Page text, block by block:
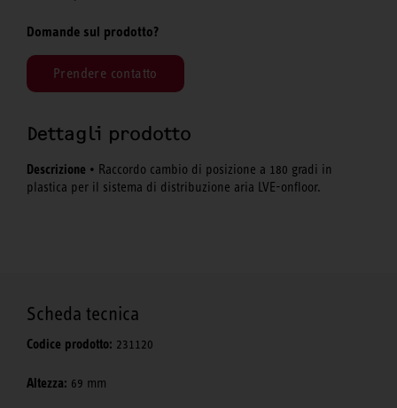
Domande sul prodotto?
Prendere contatto
Dettagli prodotto
Descrizione • Raccordo cambio di posizione a 180 gradi in
plastica per il sistema di distribuzione aria LVE-onfloor.
Scheda tecnica
Codice prodotto: 231120
Altezza: 69 mm